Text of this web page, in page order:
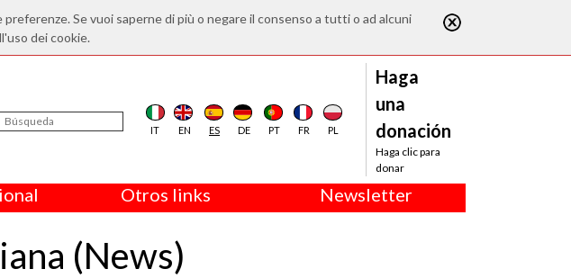
Se vuoi saperne di più o negare il consenso a tutti o ad alcuni
dei cookie.
IT EN ES DE PT FR PL
Haga
una
donación
Haga clic para
donar
Otros links Newsletter
(News)